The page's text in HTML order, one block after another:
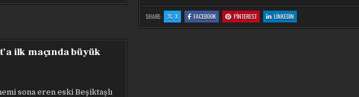
UNITED
KAPADI
SHARE: X:
FAZLA
TESTOSTERON
FACEBOOK:
FAZLA
TESTOSTERON
PINTEREST:
FAZLA
TESTOSTERON
LINKEDIN:
FAZLA
TESTOSTERON
ilk maçında büyük
sona eren eski Beşiktaşlı